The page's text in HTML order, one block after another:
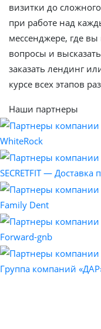
визитки до
при работе над
мессенджере, где вы
вопросы и
заказать лендинг
курсе всех этапов
Наши партнеры
WhiteRock
SECRETFIT — Доставка
Family Dent
Forward-gnb
Группа компаний